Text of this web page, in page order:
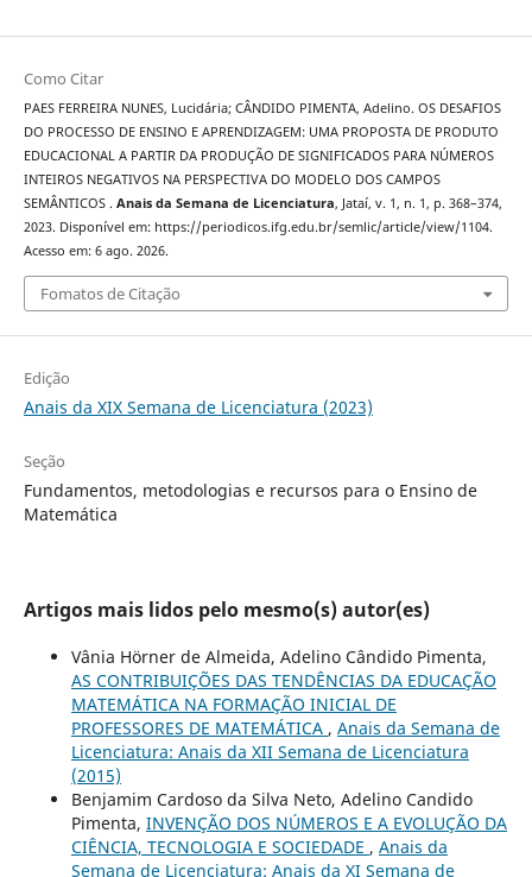
Como Citar
PAES FERREIRA NUNES, Lucidária; CÂNDIDO PIMENTA, Adelino. OS DESAFIOS
DO PROCESSO DE ENSINO E APRENDIZAGEM: UMA PROPOSTA DE PRODUTO
EDUCACIONAL A PARTIR DA PRODUÇÃO DE SIGNIFICADOS PARA NÚMEROS
INTEIROS NEGATIVOS NA PERSPECTIVA DO MODELO DOS CAMPOS
SEMÂNTICOS . Anais da Semana de Licenciatura, Jataí, v. 1, n. 1, p. 368–374,
2023. Disponível em: https://periodicos.ifg.edu.br/semlic/article/view/1104.
Acesso em: 6 ago. 2026.
Fomatos de Citação
Edição
Anais da XIX Semana de Licenciatura (2023)
Seção
Fundamentos, metodologias e recursos para o Ensino de
Matemática
Artigos mais lidos pelo mesmo(s) autor(es)
Vânia Hörner de Almeida, Adelino Cândido Pimenta,
AS CONTRIBUIÇÕES DAS TENDÊNCIAS DA EDUCAÇÃO
MATEMÁTICA NA FORMAÇÃO INICIAL DE
PROFESSORES DE MATEMÁTICA , Anais da Semana de
Licenciatura: Anais da XII Semana de Licenciatura
(2015)
Benjamim Cardoso da Silva Neto, Adelino Candido
Pimenta, INVENÇÃO DOS NÚMEROS E A EVOLUÇÃO DA
CIÊNCIA, TECNOLOGIA E SOCIEDADE , Anais da
Semana de Licenciatura: Anais da XI Semana de